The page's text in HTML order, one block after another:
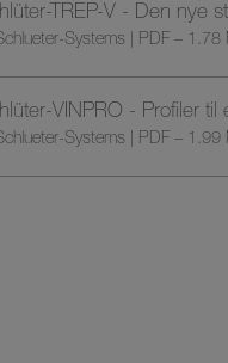
TREP-V - Den nye
Systems | PDF – 1.78
VINPRO - Profiler
Systems | PDF – 1.99